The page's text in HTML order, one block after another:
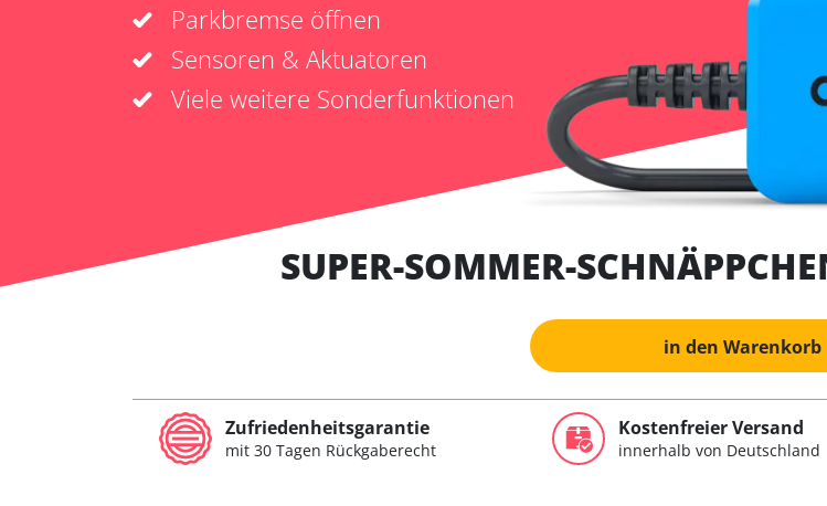
Parkbremse öffnen
Sensoren & Aktuatoren
Viele weitere Sonderfunktionen
SUPER-SOMMER-
in den Warenkorb
Zufriedenheitsgarantie
mit 30 Tagen Rückgaberecht
Kostenfreier Versand
innerhalb von Deutschland